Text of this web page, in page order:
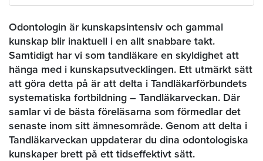
Odontologin är kunskapsintensiv och gammal
kunskap blir inaktuell i en allt snabbare takt.
Samtidigt har vi som tandläkare en skyldighet att
hänga med i kunskapsutvecklingen. Ett utmärkt sätt
att göra detta på är att delta i Tandläkarförbundets
systematiska fortbildning – Tandläkarveckan. Där
samlar vi de bästa föreläsarna som förmedlar det
senaste inom sitt ämnesområde. Genom att delta i
Tandläkarveckan uppdaterar du dina odontologiska
kunskaper brett på ett tidseffektivt sätt.